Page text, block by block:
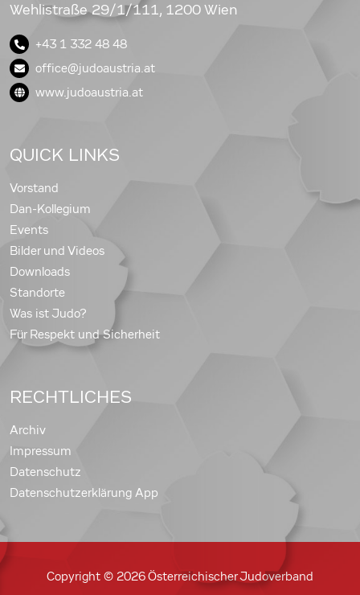
Wehlistraße 29/1/111, 1200 Wien
+43 1 332 48 48
office@judoaustria.at
www.judoaustria.at
QUICK LINKS
Vorstand
Dan-Kollegium
Events
Bilder und Videos
Downloads
Standorte
Was ist Judo?
Für Respekt und Sicherheit
RECHTLICHES
Archiv
Impressum
Datenschutz
Datenschutzerklärung App
Copyright © 2026 Österreichischer Judoverband